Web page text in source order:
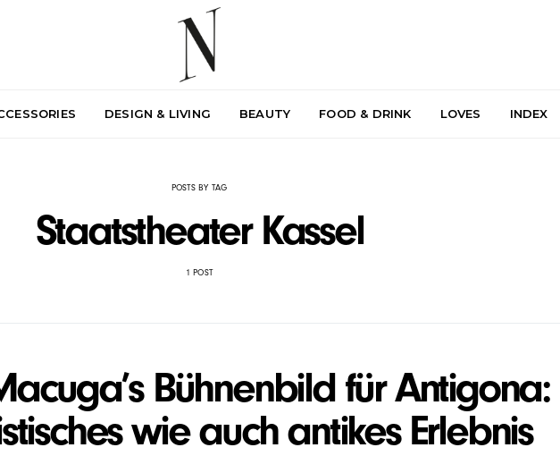
DESIGN & LIVING BEAUTY FOOD & DRINK LOVES INDEX
POSTS BY TAG
Staatstheater Kassel
1 POST
Bühnenbild für Antigona:
wie auch antikes Erlebnis